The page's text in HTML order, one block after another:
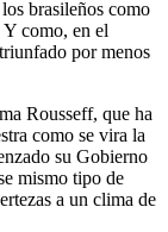
brasileños como
como, en el
por menos
Rousseff, que ha
como se vira la
su Gobierno
mismo tipo de
a un clima de